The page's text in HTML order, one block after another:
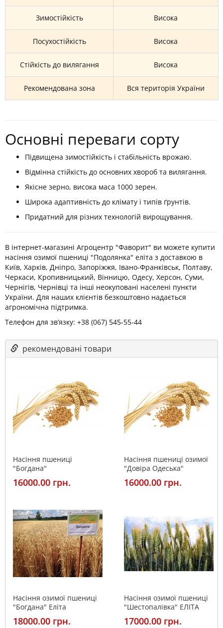
Зимостійкість Висока
Посухостійкість Висока
Стійкість до вилягання Висока
Рекомендована зона Вся територія України
Основні переваги сорту
Підвищена зимостійкість і стабільність врожаю.
Відмінна стійкість до основних хвороб та вилягання.
Якісне зерно, висока маса 1000 зерен.
Широка адаптивність до клімату і типів ґрунтів.
Придатний для різних технологій вирощування.
В інтернет-магазині Агроцентр "Фаворит" ви можете купити
насіння озимої пшениці "Подолянка" еліта з доставкою в
Київ, Харків, Дніпро, Запоріжжя, Івано-Франківськ, Полтаву,
Черкаси, Кропивницький, Вінницю, Одесу, Херсон, Суми,
Чернігів, Чернівці та інші неокуповані населені пункти
України. Для наших клієнтів безкоштовно надається
агрономічна підтримка.
Телефон для зв’язку: +38 (067) 545-55-44
рекомендовані товари
Насіння пшениці
"Богдана"
16000.00 грн.
Насіння пшениці озимої
"Довіра Одеська"
16000.00 грн.
Насіння озимої пшениці
"Богдана" Еліта
18000.00 грн.
Насіння озимої пшениці
"Шестопалівка" ЕЛІТА
17000.00 грн.